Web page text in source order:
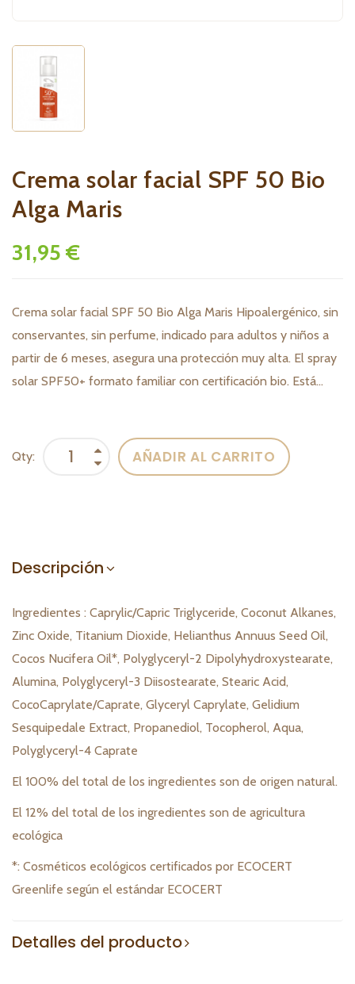
Crema solar facial SPF 50 Bio
Alga Maris
31,95 €
Crema solar facial SPF 50 Bio Alga Maris Hipoalergénico, sin
conservantes, sin perfume, indicado para adultos y niños a
partir de 6 meses, asegura una protección muy alta. El spray
solar SPF50+ formato familiar con certificación bio. Está...
Qty: AÑADIR AL CARRITO
Descripción
Ingredientes : Caprylic/Capric Triglyceride, Coconut Alkanes,
Zinc Oxide, Titanium Dioxide, Helianthus Annuus Seed Oil,
Cocos Nucifera Oil*, Polyglyceryl-2 Dipolyhydroxystearate,
Alumina, Polyglyceryl-3 Diisostearate, Stearic Acid,
CocoCaprylate/Caprate, Glyceryl Caprylate, Gelidium
Sesquipedale Extract, Propanediol, Tocopherol, Aqua,
Polyglyceryl-4 Caprate
El 100% del total de los ingredientes son de origen natural.
El 12% del total de los ingredientes son de agricultura
ecológica
*: Cosméticos ecológicos certificados por ECOCERT
Greenlife según el estándar ECOCERT
Detalles del producto